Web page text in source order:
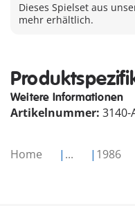
Home ... 1986
Dieses Spielset aus
mehr erhältlich.
Weitere Informationen
Artikelnummer: 3140-